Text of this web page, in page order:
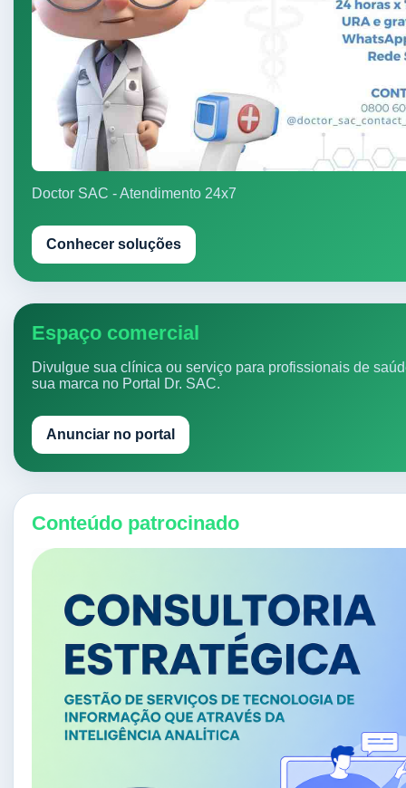
Doctor SAC - Atendimento 24x7
Conhecer soluções
Espaço comercial
Divulgue sua clínica ou serviço para profissionais de
sua marca no Portal Dr. SAC.
Anunciar no portal
Conteúdo patrocinado